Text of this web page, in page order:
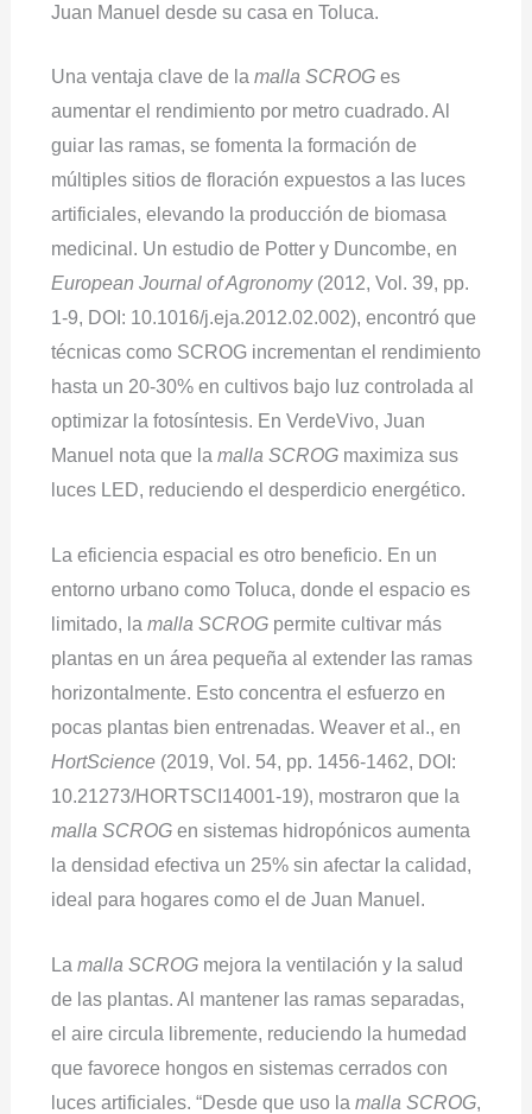
Juan Manuel desde su casa en Toluca.
Una ventaja clave de la malla SCROGes
aumentar el rendimiento por metro cuadrado. Al
guiar las ramas, se fomenta la formación de
múltiples sitios de floración expuestos a las luces
artificiales, elevando la producción de biomasa
medicinal. Un estudio de Potter y Duncombe, en
European Journal of Agronomy(2012, Vol. 39, pp.
1-9, DOI: 10.1016/j.eja.2012.02.002), encontró que
técnicas como SCROG incrementan el rendimiento
hasta un 20-30% en cultivos bajo luz controlada al
optimizar la fotosíntesis. En VerdeVivo, Juan
Manuel nota que la malla SCROGmaximiza sus
luces LED, reduciendo el desperdicio energético.
La eficiencia espacial es otro beneficio. En un
entorno urbano como Toluca, donde el espacio es
limitado, la malla SCROGpermite cultivar más
plantas en un área pequeña al extender las ramas
horizontalmente. Esto concentra el esfuerzo en
pocas plantas bien entrenadas. Weaver et al., en
HortScience(2019, Vol. 54, pp. 1456-1462, DOI:
10.21273/HORTSCI14001-19), mostraron que la
malla SCROGen sistemas hidropónicos aumenta
la densidad efectiva un 25% sin afectar la calidad,
ideal para hogares como el de Juan Manuel.
La malla SCROGmejora la ventilación y la salud
de las plantas. Al mantener las ramas separadas,
el aire circula libremente, reduciendo la humedad
que favorece hongos en sistemas cerrados con
luces artificiales. “Desde que uso la malla SCROG,